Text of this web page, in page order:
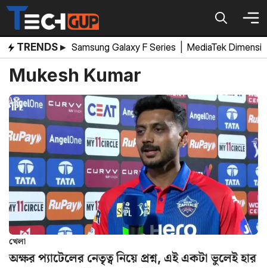
Skip
content
TRENDS ▸ Samsung Galaxy F Series MediaTek
Mukesh Kumar
খেলা
অক্ষর প্যাটেলের নেতৃত্ব নিয়ে প্রশ্ন, এই একটা ভুলেই হার